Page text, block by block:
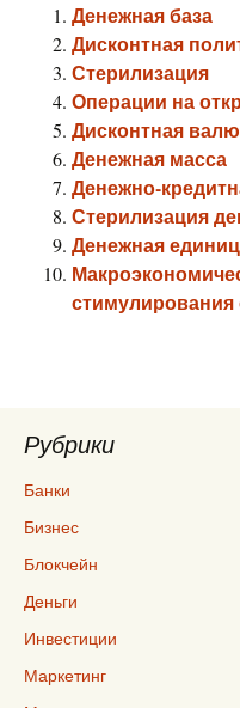
Денежная база
Дисконтная
Стерилизация
Операции на
Дисконтная
Денежная масса
Денежно-
Стерилизация
Денежная
стимулирования
Рубрики
Банки
Бизнес
Блокчейн
Деньги
Инвестиции
Маркетинг